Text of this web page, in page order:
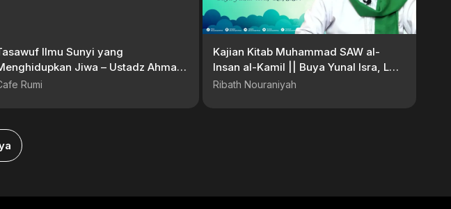
Ilmu Sunyi yang
Jiwa – Ustadz Ahmad
| serial akhir ramadhan
Rumi
Kajian Kitab Muhammad SAW al-
Insan al-Kamil || Buya Yunal Isra, LC.,
S.S.I
Ribath Nouraniyah